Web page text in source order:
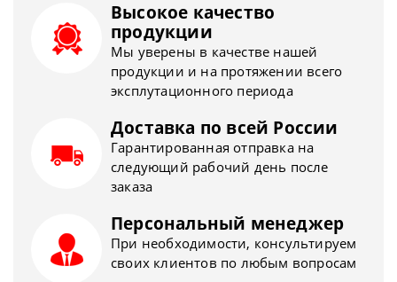
Высокое качество
продукции
Мы уверены в качестве нашей
продукции и на протяжении всего
эксплутационного периода
Доставка по всей России
Гарантированная отправка на
следующий рабочий день после
заказа
Персональный менеджер
При необходимости, консультируем
своих клиентов по любым вопросам